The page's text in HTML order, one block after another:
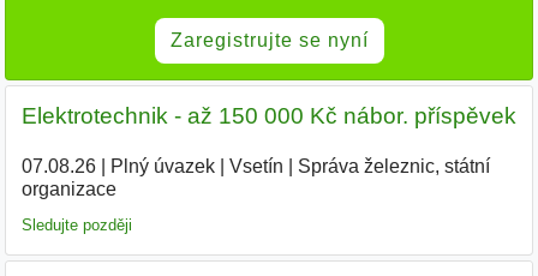
Zaregistrujte se nyní
Elektrotechnik - až 150 000 Kč nábor. příspěvek
07.08.26| Plný úvazek| Vsetín
Správa železnic, státní
organizace
Sledujte později